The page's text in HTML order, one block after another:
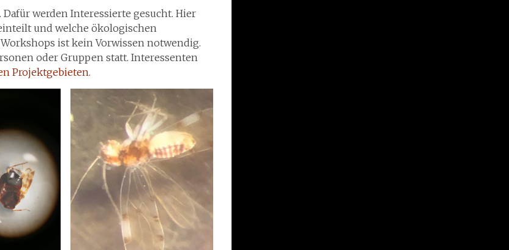
werden Interessierte gesucht. Hier
und welche ökologischen
ist kein Vorwissen notwendig.
oder Gruppen statt. Interessenten
Projektgebieten.